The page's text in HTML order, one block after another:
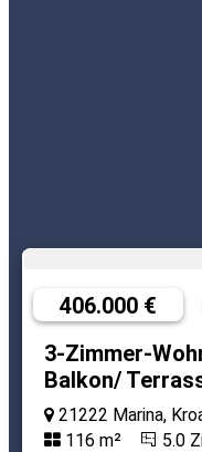
406.000 €
3-Zimmer-
Balkon/
21222 Marina,
116 m²
5.0